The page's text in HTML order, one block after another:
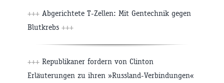
+++ Abgerichtete T-Zellen: Mit Gentechnik gegen
Blutkrebs +++
+++ Republikaner fordern von Clinton
Erläuterungen zu ihren »Russland-Verbindungen«